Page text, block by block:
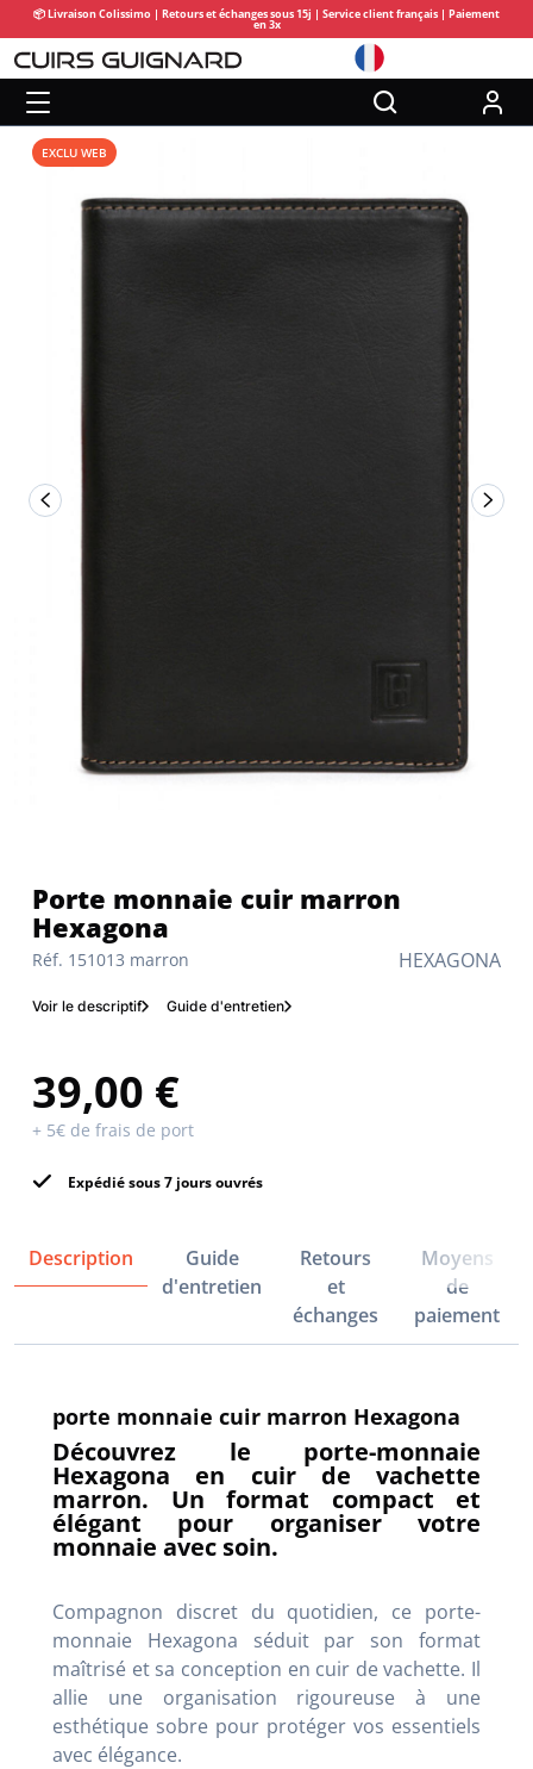
📦 Livraison Colissimo | Retours et échanges sous 15j | Service client français | Paiement
en 3x
HEXAGONA
Réf. 151013 marron
porte monnaie cuir marron
Hexagona
Voir le descriptif Guide d'entretien
39,00 €
+ 5€ de frais de port
Expédié sous 7 jours ouvrés
EXCLU WEB
Description
Guide
d'entretien
Retours
et
échanges
Moyens
de
paiement
porte monnaie cuir marron Hexagona
Découvrez le porte-monnaie
Hexagona en cuir de vachette
marron. Un format compact et
élégant pour organiser votre
monnaie avec soin.
Compagnon discret du quotidien, ce porte-
monnaie Hexagona séduit par son format
maîtrisé et sa conception en cuir de vachette. Il
allie une organisation rigoureuse à une
esthétique sobre pour protéger vos essentiels
avec élégance.